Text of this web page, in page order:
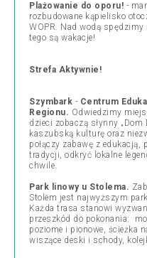
Plażowanie do oporu! -
rozbudowane kąpielisko
WOPR. Nad wodą
tego są wakacje!
Strefa Aktywnie!
Szymbark - Centrum
Regionu. Odwiedzimy
dzieci zobaczą słynny „Dom
kaszubską kulturę oraz
połączy zabawę z
tradycji, odkryć lokalne
chwile.
Park linowy u Stolema.
Stolëm jest najwyższym
Każda trasa stanowi
przeszkód do pokonania:
poziome i pionowe, ścieżka
wiszące deski i schody,